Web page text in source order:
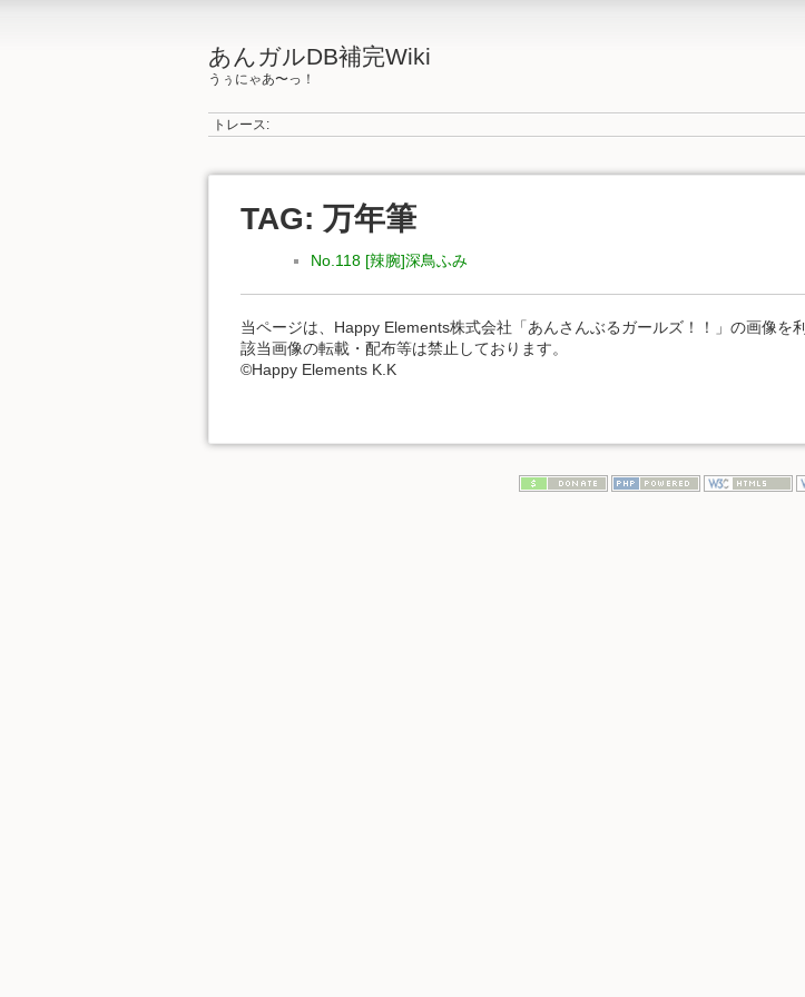
あんガルDB補完Wiki
うぅにゃあ〜っ！
トレース:
TAG: 万年筆
No.118 [辣腕]深鳥ふみ
当ページは、Happy Elements株式会社「あんさんぶるガールズ！！」の画像を
該当画像の転載・配布等は禁止しております。
©Happy Elements K.K